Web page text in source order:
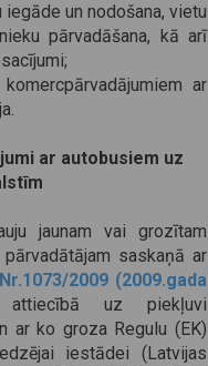
un nodošana, vietu
pārvadāšana, kā arī
ar
ar autobusiem uz
jaunam vai grozītam
saskaņā ar
2009 (2009.gada
uz piekļuvi
ar ko groza Regulu (EK)
iestādei (Latvijas